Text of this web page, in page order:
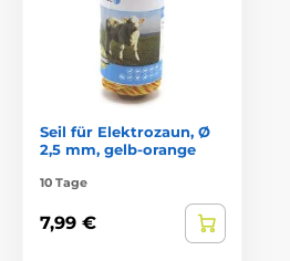
Seil für Elektrozaun, Ø
2,5 mm, gelb-orange
10 Tage
7,99 €